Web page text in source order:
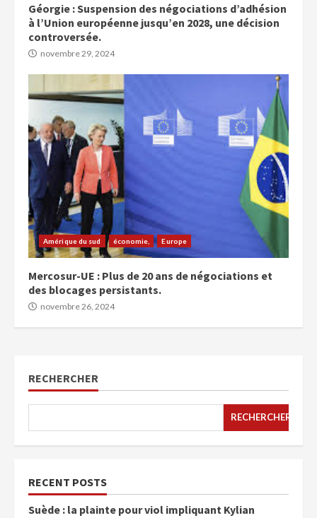
Géorgie : Suspension des négociations d’adhésion
à l’Union européenne jusqu’en 2028, une décision
controversée.
novembre 29, 2024
Amérique du sud économie, Europe
Mercosur-UE : Plus de 20 ans de négociations et
des blocages persistants.
novembre 26, 2024
RECHERCHER
RECHERCHER
RECENT POSTS
Suède : la plainte pour viol impliquant Kylian